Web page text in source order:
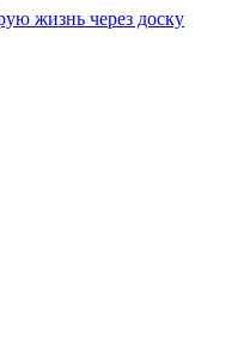
жизнь через доску